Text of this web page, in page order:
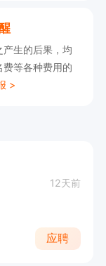
生的后果，均
等各种费用的
>
12天前
应聘